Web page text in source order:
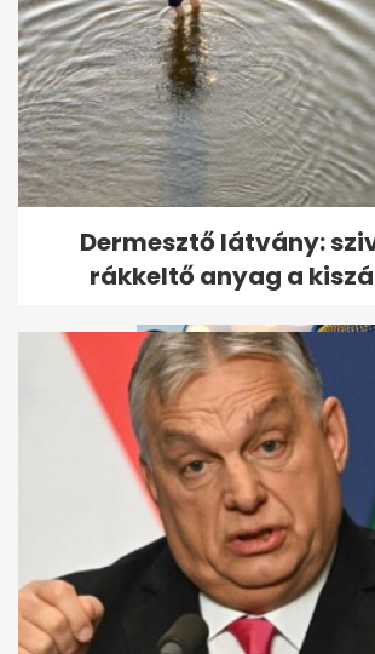
Megszökött a
brutálisan
Dermesztő látvány:
rákkeltő anyag a